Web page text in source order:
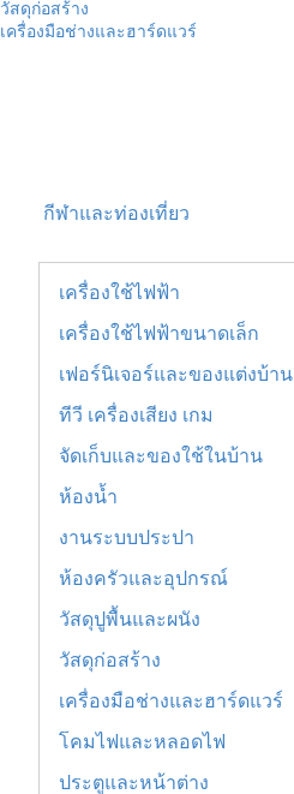
วัสดุก่อสร้าง
เครื่องมือช่างและฮาร์ดแวร์
กีฬาและท่องเที่ยว
เครื่องใช้ไฟฟ้า
เครื่องใช้ไฟฟ้าขนาดเล็ก
เฟอร์นิเจอร์และของแต่งบ้าน
ทีวี เครื่องเสียง เกม
จัดเก็บและของใช้ในบ้าน
ห้องน้ำ
งานระบบประปา
ห้องครัวและอุปกรณ์
วัสดุปูพื้นและผนัง
วัสดุก่อสร้าง
เครื่องมือช่างและฮาร์ดแวร์
โคมไฟและหลอดไฟ
ประตูและหน้าต่าง